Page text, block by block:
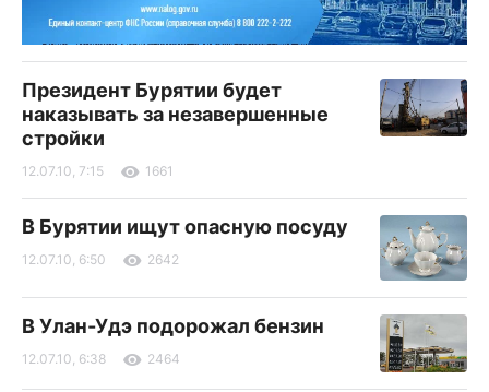
Президент Бурятии будет
наказывать за незавершенные
стройки
12.07.10, 7:15 1661
В Бурятии ищут опасную посуду
12.07.10, 6:50 2642
В Улан-Удэ подорожал бензин
12.07.10, 6:38 2464